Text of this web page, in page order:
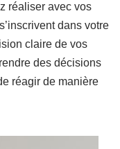
réaliser avec vos
dans votre
claire de vos
des décisions
réagir de manière